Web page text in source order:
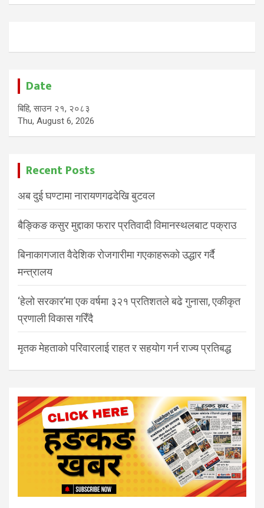
Date
बिहि, साउन २१, २०८३
Thu, August 6, 2026
Recent Posts
अब दुई घण्टामा नारायणगढदेखि बुटवल
बैङ्किङ कसुर मुद्दाका फरार प्रतिवादी विमानस्थलबाट पक्राउ
बिनाकागजात वैदेशिक रोजगारीमा गएकाहरूको उद्धार गर्दै
मन्त्रालय
‘हेलो सरकार’मा एक वर्षमा ३२१ प्रतिशतले बढे गुनासा, एकीकृत
प्रणाली विकास गरिँदै
मृतक मेहताको परिवारलाई राहत र सहयोग गर्न राज्य प्रतिबद्ध